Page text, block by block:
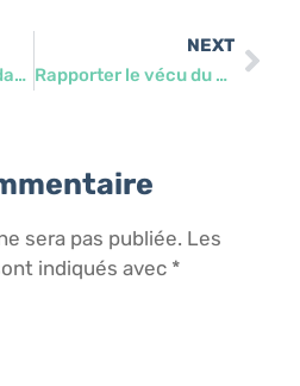
Repenser l’accueil dans les unités d’aide alimentaire de la Croix Rouge Française
NEXT
Rapporter le vécu du patient, de son parcours de soins et de vie auprès de son écosystème
sera pas publiée. Les
indiqués avec *